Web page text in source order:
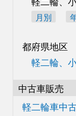
月別
都府県地区
軽二輪、
中古車販売
軽二輪車中